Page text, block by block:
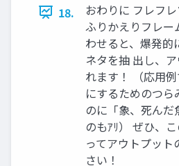
18.
おわりに フレフレ
ふりかえりフレー
わせると、爆発的
ネタを抽 出し、
れます！ （応用
にするためのつ
のに「象、死んだ
のもｱﾘ） ぜひ、
ってアウトプット
さい！